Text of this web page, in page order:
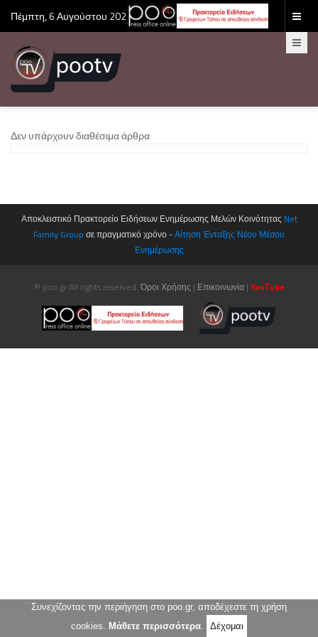
Πέμπτη, 6 Αυγούστου 2026
Δεν υπάρχουν διαθέσιμα άρθρα
Αποκλειστικό Πρακτορείο Ειδήσεων Ενημέρωσης Μελών Κοινότητας Net
Family Group σε πραγματικό χρόνο -Αίτηση Ένταξης Νέου Μέσου
Ενημέρωσης
© poo.gr All rights reserved.Όροι Χρήσης| Επικοινωνία| YouΤube
Συνεχίζοντας την περιήγηση στο poo.gr, αποδέχεστε τη χρήση
cookies. Μάθετε περισσότερα.